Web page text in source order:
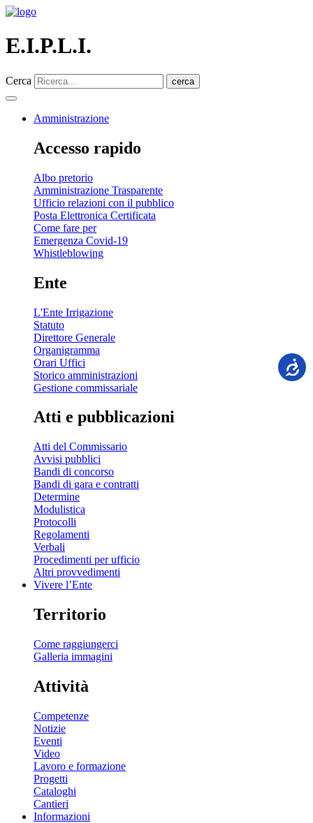
E.I.P.L.I.
Cerca cerca
Amministrazione
Accesso rapido
Albo pretorio
Amministrazione Trasparente
Ufficio relazioni con il pubblico
Posta Elettronica Certificata
Come fare per
Emergenza Covid-19
Whistleblowing
Ente
L'Ente Irrigazione
Statuto
Direttore Generale
Organigramma
Orari Uffici
Storico amministrazioni
Gestione commissariale
Atti e pubblicazioni
Atti del Commissario
Avvisi pubblici
Bandi di concorso
Bandi di gara e contratti
Determine
Modulistica
Protocolli
Regolamenti
Verbali
Procedimenti per ufficio
Altri provvedimenti
Vivere l’Ente
Territorio
Come raggiungerci
Galleria immagini
Attività
Competenze
Notizie
Eventi
Video
Lavoro e formazione
Progetti
Cataloghi
Cantieri
Informazioni